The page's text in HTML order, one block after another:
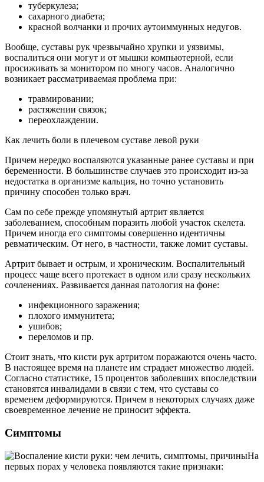
туберкулеза;
сахарного диабета;
красной волчанки и прочих аутоиммунных недугов.
Вообще, суставы рук чрезвычайно хрупки и уязвимы,
воспалиться они могут и от мышки компьютерной, если
просиживать за монитором по многу часов. Аналогично
возникает рассматриваемая проблема при:
травмировании;
растяжении связок;
переохлаждении.
Как лечить боли в плечевом суставе левой руки
Причем нередко воспаляются указанные ранее суставы и при
беременности. В большинстве случаев это происходит из-за
недостатка в организме кальция, но точно установить
причину способен только врач.
Сам по себе прежде упомянутый артрит является
заболеванием, способным поразить любой участок скелета.
Причем иногда его симптомы совершенно идентичны
ревматическим. От него, в частности, также ломит суставы.
Артрит бывает и острым, и хроническим. Воспалительный
процесс чаще всего протекает в одном или сразу нескольких
сочленениях. Развивается данная патология на фоне:
инфекционного заражения;
плохого иммунитета;
ушибов;
переломов и пр.
Стоит знать, что кисти рук артритом поражаются очень часто.
В настоящее время на планете им страдает множество людей.
Согласно статистике, 15 процентов заболевших впоследствии
становятся инвалидами в связи с тем, что суставы со
временем деформируются. Причем в некоторых случаях даже
своевременное лечение не приносит эффекта.
Симптомы
На
первых порах у человека появляются такие признаки: